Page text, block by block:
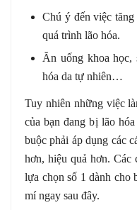
Chú ý đến việc
quá trình lão hóa.
Ăn uống khoa học,
hóa da tự nhiên…
Tuy nhiên những việc
của bạn đang bị lão
buộc phải áp dụng các
hơn, hiệu quả hơn. Các
lựa chọn số 1 dành cho
mí ngay sau đây.